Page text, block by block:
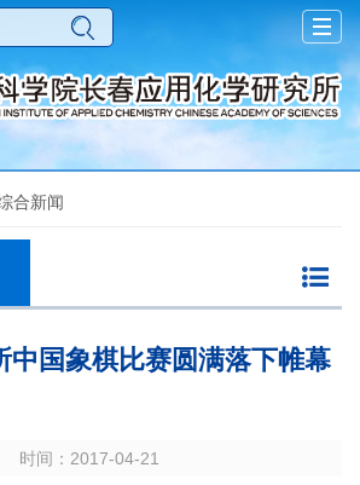
合新闻
中国象棋比赛圆满落下帷幕
时间：2017-04-21